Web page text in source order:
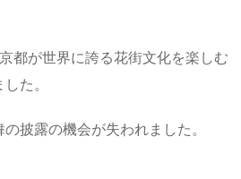
都が世界に誇る花街文化を楽しむ
た。
披露の機会が失われました。